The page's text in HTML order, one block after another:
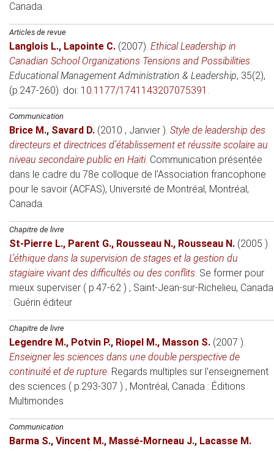
Canada.
Articles de revue
Langlois L., Lapointe C. (2007). Ethical Leadership in
Canadian School Organizations Tensions and Possibilities.
Educational Management Administration & Leadership, 35(2),
(p.247-260). doi: 10.1177/1741143207075391 .
Communication
Brice M., Savard D. (2010 , Janvier ). Style de leadership des
directeurs et directrices d’établissement et réussite scolaire au
niveau secondaire public en Haïti. Communication présentée
dans le cadre du 78e colloque de l'Association francophone
pour le savoir (ACFAS), Université de Montréal, Montréal,
Canada.
Chapitre de livre
St-Pierre L., Parent G., Rousseau N., Rousseau N. (2005 ).
L’éthique dans la supervision de stages et la gestion du
stagiaire vivant des difficultés ou des conflits. Se former pour
mieux superviser ( p.47-62 ) , Saint-Jean-sur-Richelieu, Canada
: Guérin éditeur
Chapitre de livre
Legendre M., Potvin P., Riopel M., Masson S. (2007 ).
Enseigner les sciences dans une double perspective de
continuité et de rupture. Regards multiples sur l'enseignement
des sciences ( p.293-307 ) , Montréal, Canada : Éditions
Multimondes
Communication
Barma S., Vincent M., Massé-Morneau J., Lacasse M.